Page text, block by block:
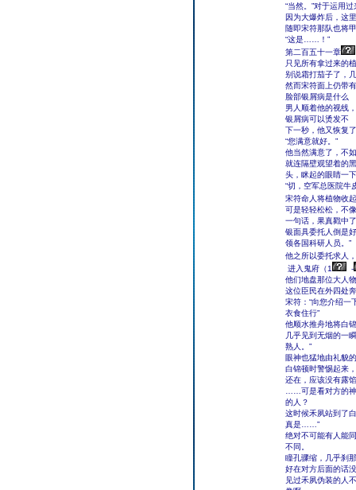
“当然。”对于运用
因为大爆炸后，这
随即宋符那队也将
“这是……！”
第二百五十一章
只见所有拿过来的
别说霜打茄子了，
然而宋符面上仍带
脸部银屑病是什么
男人顺着他的视线
银屑病可以烫发不
下一秒，他又恢复
“您满意就好。”
他当然满意了，不
就连隔壁观望着的
头，眯起的眼睛一
“切，空军总医院牛
宋符命人将植物收
可是轻轻松松，不
一句话，果真戳中
银面具委托人倒是
领各国科研人员。”
他之所以委托求人
进入鬼府（1
-
他们地盘那位大人
这位臣民在外四处
宋符：“向您介绍一
衣食住行”
他顺水推舟地将白
几乎见到无烟的一
熟人。”
眼神也猛地由礼貌
白锦顿时警惕起来
还在，应该没有露
……可是看对方的
的人？
这时候禾夙站到了
真是……”
绝对不可能有人能
不同。
瞳孔骤缩，几乎刹
好在对方后面的话
见过禾夙伪装的人